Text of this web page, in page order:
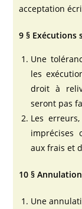
acceptation
9 § Exécutions
Une
les
droit à
seront pas
Les
imprécises
aux frais et
10 §
Une